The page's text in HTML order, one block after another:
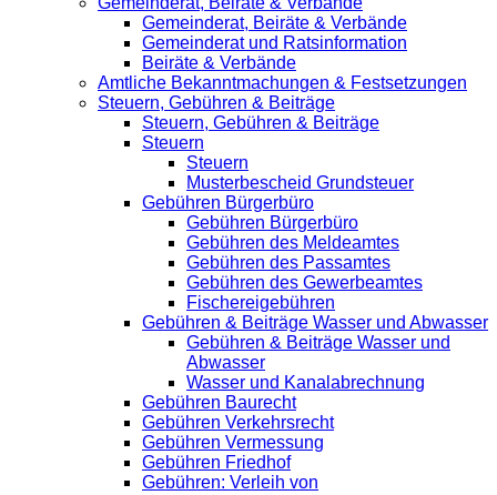
Gemeinderat, Beiräte & Verbände
Gemeinderat und Ratsinformation
Beiräte & Verbände
Amtliche Bekanntmachungen & Festsetzungen
Steuern, Gebühren & Beiträge
Steuern, Gebühren & Beiträge
Steuern
Steuern
Musterbescheid Grundsteuer
Gebühren Bürgerbüro
Gebühren Bürgerbüro
Gebühren des Meldeamtes
Gebühren des Passamtes
Gebühren des Gewerbeamtes
Fischereigebühren
Gebühren & Beiträge Wasser und Abwasser
Gebühren & Beiträge Wasser und
Abwasser
Wasser und Kanalabrechnung
Gebühren Baurecht
Gebühren Verkehrsrecht
Gebühren Vermessung
Gebühren Friedhof
Gebühren: Verleih von